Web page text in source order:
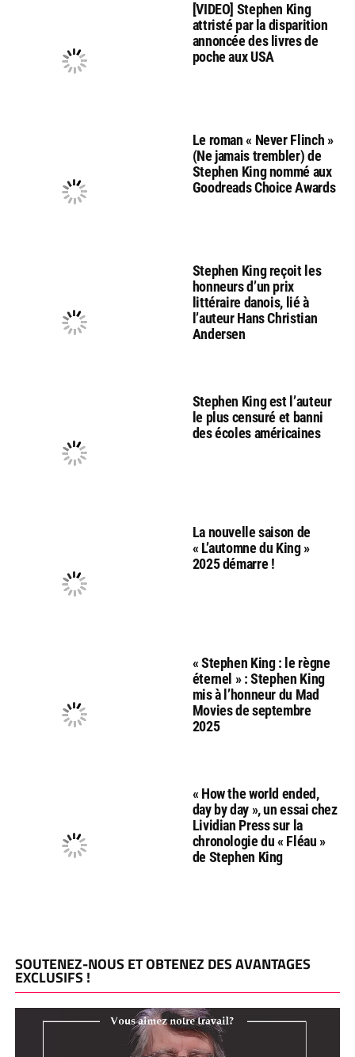
[VIDEO] Stephen King
attristé par la disparition
annoncée des livres de
poche aux USA
Le roman « Never Flinch »
(Ne jamais trembler) de
Stephen King nommé aux
Goodreads Choice Awards
Stephen King reçoit les
honneurs d’un prix
littéraire danois, lié à
l’auteur Hans Christian
Andersen
Stephen King est l’auteur
le plus censuré et banni
des écoles américaines
La nouvelle saison de
« L’automne du King »
2025 démarre !
« Stephen King : le règne
éternel » : Stephen King
mis à l’honneur du Mad
Movies de septembre
2025
« How the world ended,
day by day », un essai chez
Lividian Press sur la
chronologie du « Fléau »
de Stephen King
SOUTENEZ-NOUS ET OBTENEZ DES AVANTAGES
EXCLUSIFS !